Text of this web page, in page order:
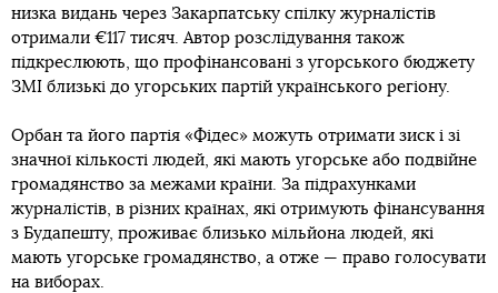
низка видань через Закарпатську спілку журналістів
отримали €117 тисяч. Автор розслідування також
підкреслюють, що профінансовані з угорського бюджету
ЗМІ близькі до угорських партій українського регіону.
Орбан та його партія «Фідес» можуть отримати зиск і зі
значної кількості людей, які мають угорське або подвійне
громадянство за межами країни. За підрахунками
журналістів, в різних країнах, які отримують фінансування
з Будапешту, проживає близько мільйона людей, які
мають угорське громадянство, а отже — право голосувати
на виборах.